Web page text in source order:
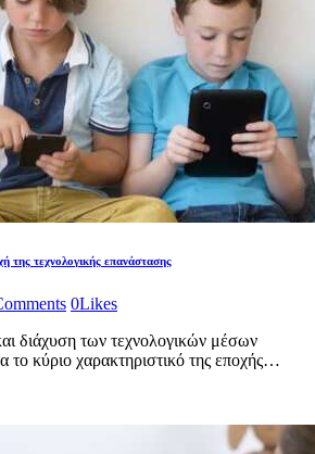
της τεχνολογικής επανάστασης
0Likes
διάχυση των τεχνολογικών μέσων
το κύριο χαρακτηριστικό της εποχής…